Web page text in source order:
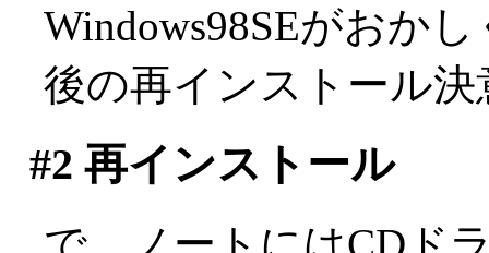
Windows98SEがおか
後の再インストール
#2 再インストール